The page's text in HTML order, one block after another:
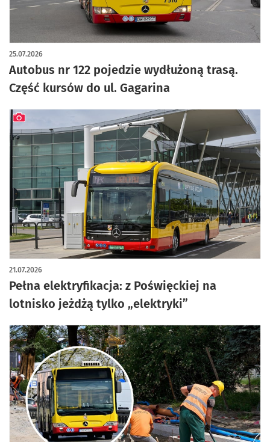
Autobus nr 122 pojedzie wydłużoną trasą.
Część kursów do ul. Gagarina
25.07.2026
Pełna elektryfikacja: z Poświęckiej na
lotnisko jeżdżą tylko „elektryki”
21.07.2026
artykuł z galerią zdjęć